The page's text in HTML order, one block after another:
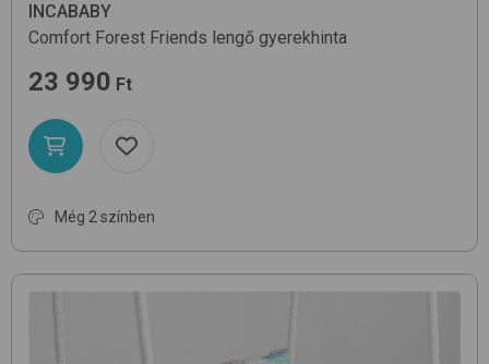
INCABABY
Comfort Forest Friends lengő gyerekhinta
23 990 Ft
Még 2 színben